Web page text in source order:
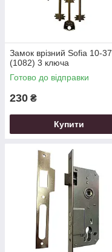
Замок врізний Sofia 10-37
(1082) 3 ключа
Готово до відправки
230 ₴
Купити